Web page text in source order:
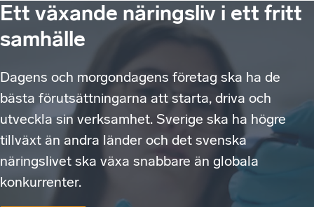
Ett växande näringsliv i ett fritt
samhälle
Dagens och morgondagens företag ska ha de
bästa förutsättningarna att starta, driva och
utveckla sin verksamhet. Sverige ska ha högre
tillväxt än andra länder och det svenska
näringslivet ska växa snabbare än globala
konkurrenter.